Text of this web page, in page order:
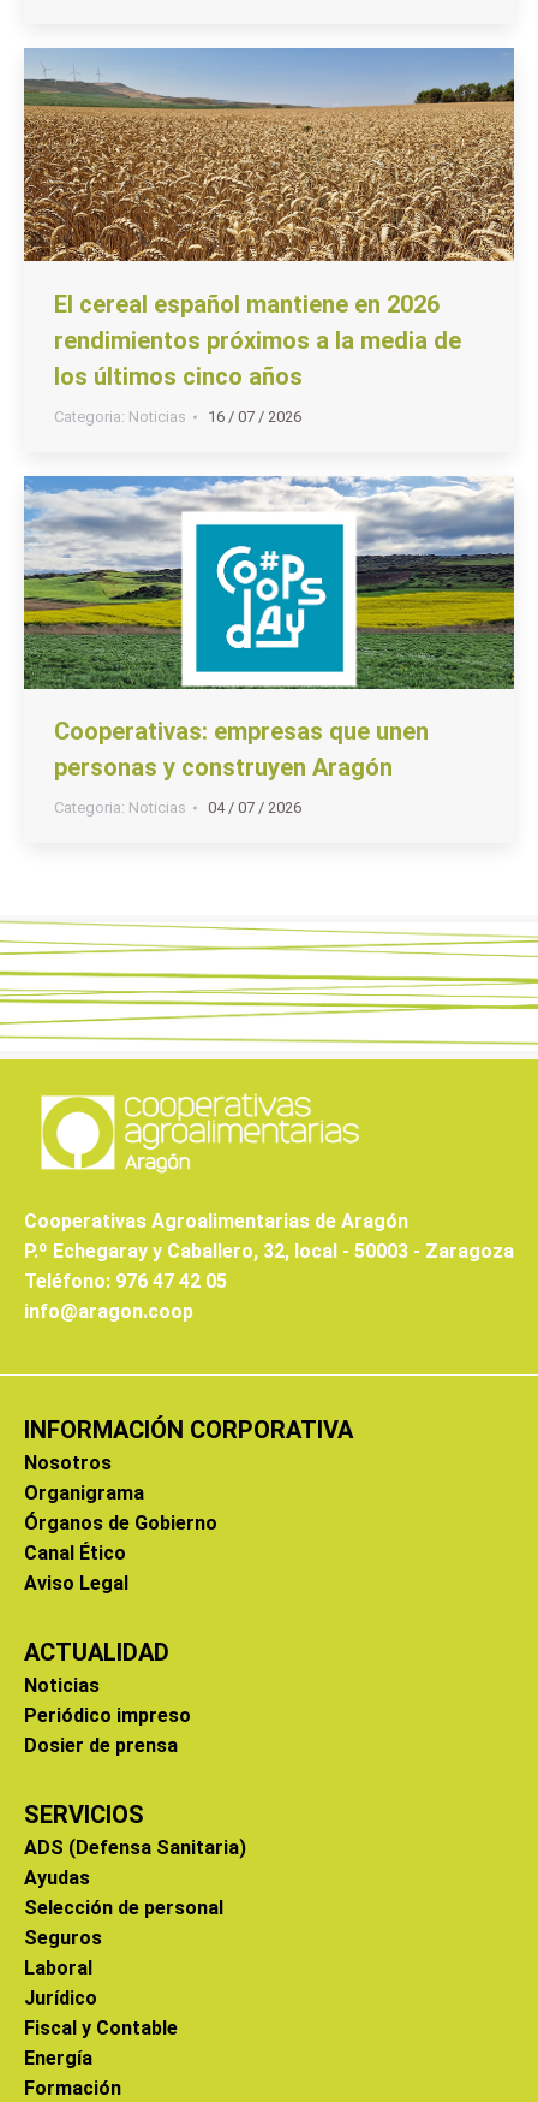
El cereal español mantiene en 2026
rendimientos próximos a la media de
los últimos cinco años
Categoria: Noticias 16 / 07 / 2026
Cooperativas: empresas que unen
personas y construyen Aragón
Categoria: Noticias 04 / 07 / 2026
Cooperativas Agroalimentarias de Aragón
P.º Echegaray y Caballero, 32, local - 50003 - Zaragoza
Teléfono: 976 47 42 05
info@aragon.coop
INFORMACIÓN CORPORATIVA
Nosotros
Organigrama
Órganos de Gobierno
Canal Ético
Aviso Legal
ACTUALIDAD
Noticias
Periódico impreso
Dosier de prensa
SERVICIOS
ADS (Defensa Sanitaria)
Ayudas
Selección de personal
Seguros
Laboral
Jurídico
Fiscal y Contable
Energía
Formación